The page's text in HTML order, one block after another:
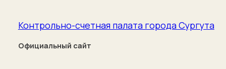
Контрольно-счетная палата­ города Сургута
Официальный сайт